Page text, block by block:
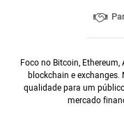
Foco no Bitcoin,
blockchain e
qualidade para um
mercado